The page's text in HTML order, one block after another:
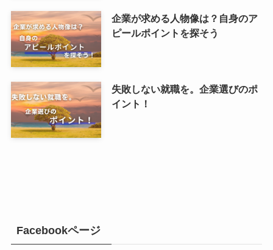
企業が求める人物像は？自身のア
ピールポイントを探そう
失敗しない就職を。企業選びのポ
イント！
Facebookページ